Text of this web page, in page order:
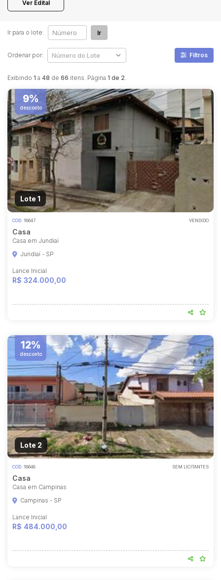
Ver Edital
Exibindo 1 a 48 de 66 itens. Página 1 de 2.
Ir para o lote: Ir
Ordenar por: Filtros
9%
desconto
Lote 1
COD. 18647 VENDIDO
Casa
Casa em Jundiaí
Jundiaí - SP
Lance Inicial
R$ 324.000,00
12%
desconto
Lote 2
COD. 18648 SEM LICITANTES
Casa
Casa em Campinas
Campinas - SP
Lance Inicial
R$ 484.000,00